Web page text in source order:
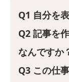
Q1 自分を
Q2 記事を
なんですか
Q3 この仕